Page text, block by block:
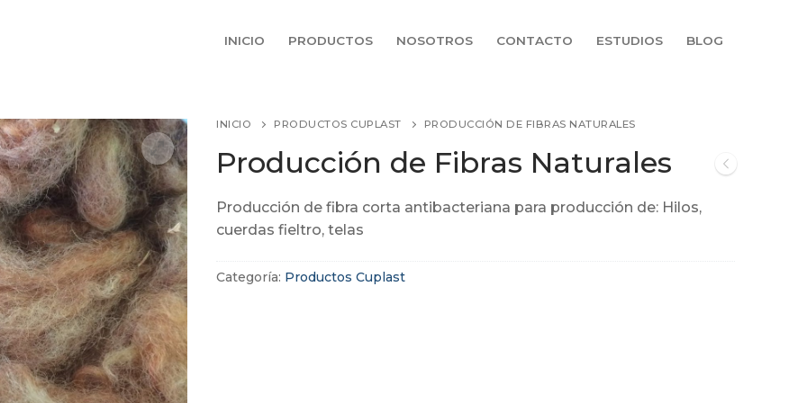
INICIO PRODUCTOS NOSOTROS CONTACTO ESTUDIOS BLOG
INICIO PRODUCTOS CUPLAST PRODUCCIÓN DE FIBRAS NATURALES
Producción de Fibras Naturales
Producción de fibra corta antibacteriana para producción de: Hilos,
cuerdas fieltro, telas
Categoría: Productos Cuplast